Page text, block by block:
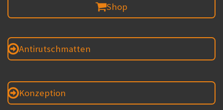
Shop
Antirutschmatten
Konzeption